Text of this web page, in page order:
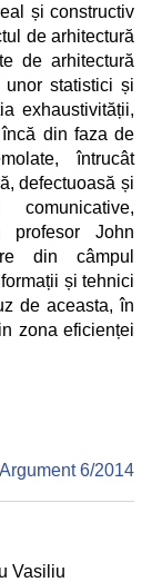
și constructiv
de arhitectură
de arhitectură
statistici și
exhaustivității,
din faza de
întrucât
defectuoasă și
comunicative,
profesor John
din câmpul
și tehnici
de aceasta, în
zona eficienței
Argument 6/2014
Vasiliu